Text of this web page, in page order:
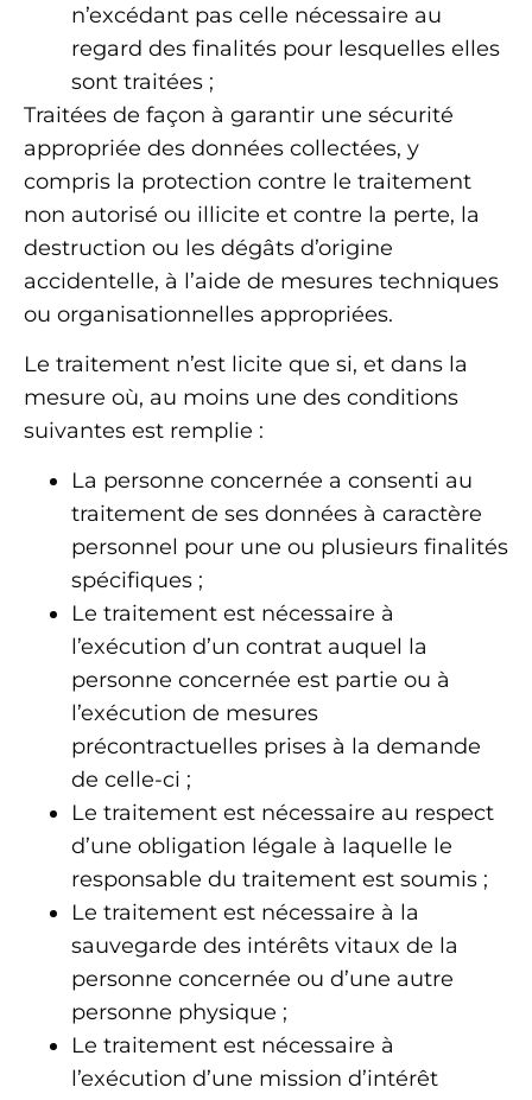
n’excédant pas celle nécessaire au
regard des finalités pour lesquelles elles
sont traitées ;
Traitées de façon à garantir une sécurité
appropriée des données collectées, y
compris la protection contre le traitement
non autorisé ou illicite et contre la perte, la
destruction ou les dégâts d’origine
accidentelle, à l’aide de mesures techniques
ou organisationnelles appropriées.
Le traitement n’est licite que si, et dans la
mesure où, au moins une des conditions
suivantes est remplie :
La personne concernée a consenti au
traitement de ses données à caractère
personnel pour une ou plusieurs finalités
spécifiques ;
Le traitement est nécessaire à
l’exécution d’un contrat auquel la
personne concernée est partie ou à
l’exécution de mesures
précontractuelles prises à la demande
de celle-ci ;
Le traitement est nécessaire au respect
d’une obligation légale à laquelle le
responsable du traitement est soumis ;
Le traitement est nécessaire à la
sauvegarde des intérêts vitaux de la
personne concernée ou d’une autre
personne physique ;
Le traitement est nécessaire à
l’exécution d’une mission d’intérêt